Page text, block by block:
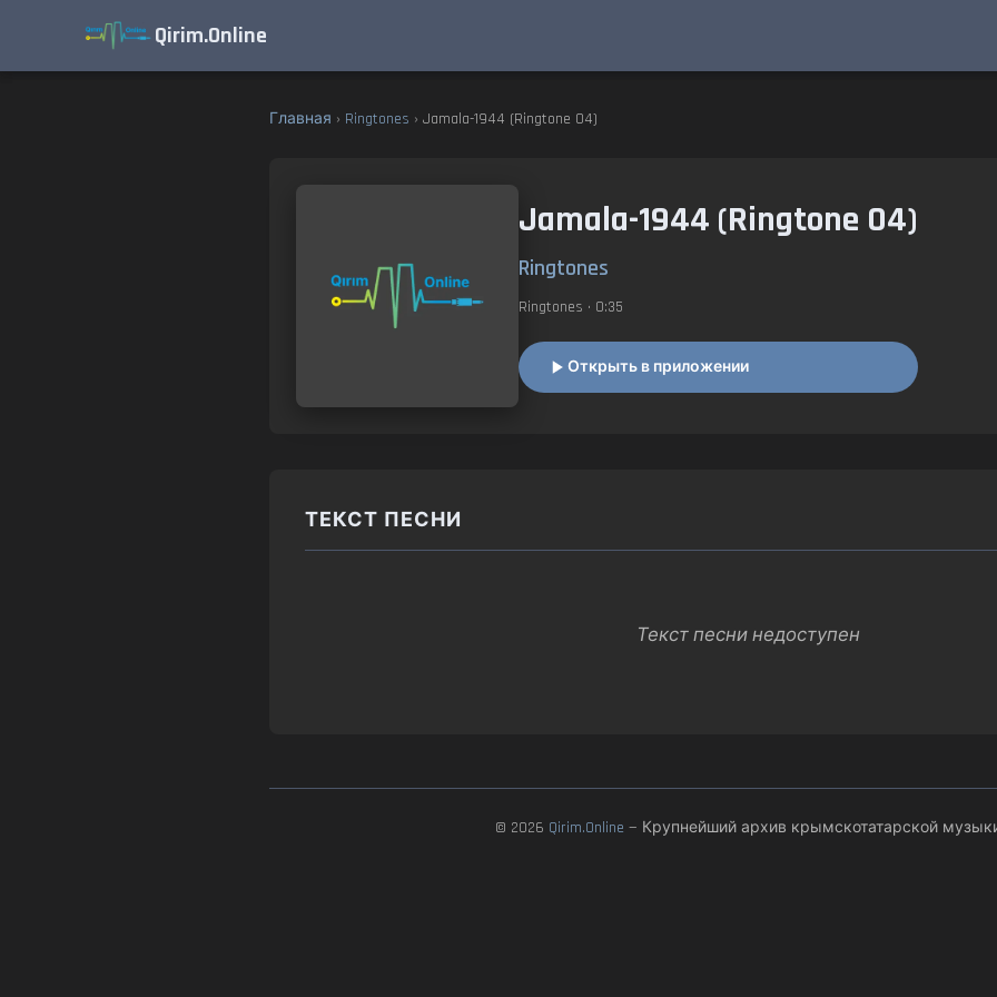
Qirim.Online
Главная › Ringtones › Jamala-1944 (Ringtone 04)
Jamala-1944 (Ringtone 04)
Ringtones
Ringtones • 0:35
Открыть в приложении
ТЕКСТ ПЕСНИ
Текст песни недоступен
© 2026 Qirim.Online — Крупнейший архив крымскотатарской